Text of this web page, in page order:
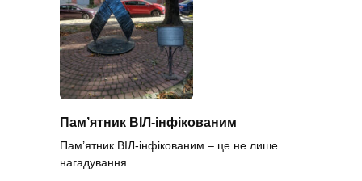
Пам’ятник ВІЛ-інфікованим
Пам’ятник ВІЛ-інфікованим – це не лише
нагадування